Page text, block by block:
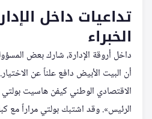
تداعيات داخل
الخبراء
داخل أروقة الإدارة، شارك بعض
أن البيت الأبيض دافع علناً عن
الاقتصادي الوطني كيفن هاسيت
الرئيس». وقد اشتبك بولتي مراراً مع